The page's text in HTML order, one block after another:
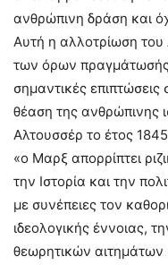
ανθρώπινη δράση και
Αυτή η αλλοτρίωση
των όρων πραγμάτωσής
σημαντικές
θέαση της ανθρώπινης
Αλτουσσέρ το έτος
«ο Μαρξ απορρίπτει
την Ιστορία και την
με συνέπειες τον
ιδεολογικής έννοιας,
θεωρητικών